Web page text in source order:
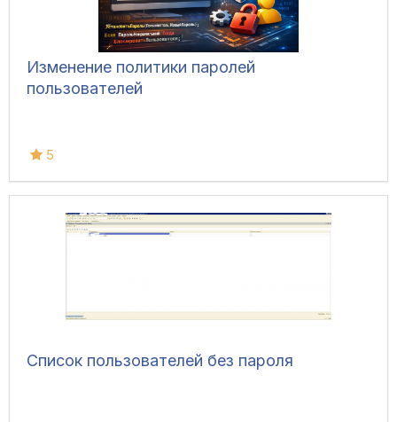
Изменение политики паролей
пользователей
5
Список пользователей без пароля